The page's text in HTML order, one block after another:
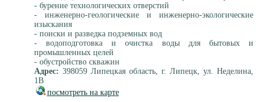
- бурение технологических отверстий
- инженерно-геологические и инженерно-экологические
изыскания
- поиски и разведка подземных вод
- водоподготовка и очистка воды для бытовых и
промышленных целей
- обустройство скважин
Адрес: 398059 Липецкая область, г. Липецк, ул. Неделина,
1В
посмотреть на карте